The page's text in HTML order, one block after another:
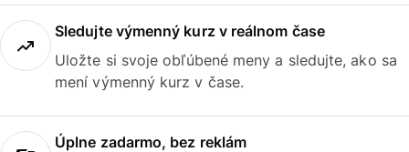
Sledujte výmenný kurz v reálnom čase
Uložte si svoje obľúbené meny a sledujte, ako sa
mení výmenný kurz v čase.
Úplne zadarmo, bez reklám